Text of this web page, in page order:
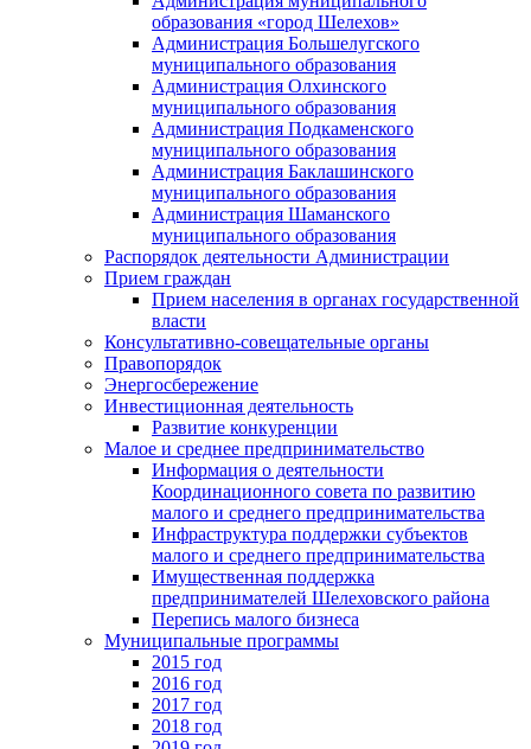
образования «город Шелехов»
Администрация Большелугского
муниципального образования
Администрация Олхинского
муниципального образования
Администрация Подкаменского
муниципального образования
Администрация Баклашинского
муниципального образования
Администрация Шаманского
муниципального образования
Распорядок деятельности Администрации
Прием граждан
Прием населения в органах государственной
власти
Консультативно-совещательные органы
Правопорядок
Энергосбережение
Инвестиционная деятельность
Развитие конкуренции
Малое и среднее предпринимательство
Информация о деятельности
Координационного совета по развитию
малого и среднего предпринимательства
Инфраструктура поддержки субъектов
малого и среднего предпринимательства
Имущественная поддержка
предпринимателей Шелеховского района
Перепись малого бизнеса
Муниципальные программы
2015 год
2016 год
2017 год
2018 год